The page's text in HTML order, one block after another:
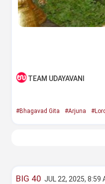
TEAM UDAYAVANI
#Bhagavad Gita #Arjuna
BIG 40 JUL 22, 2025, 8:59